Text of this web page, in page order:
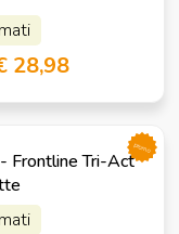
28,98
Frontline Tri-Act
promo